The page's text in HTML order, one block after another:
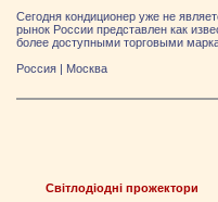
Сегодня кондиционер уже не
рынок России представлен как
более доступными торговыми
Россия | Москва
Світлодіодні прожектори